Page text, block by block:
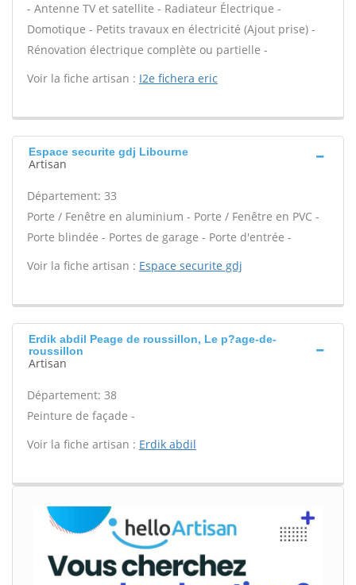
- Antenne TV et satellite - Radiateur Électrique -
Domotique - Petits travaux en électricité (Ajout prise) -
Rénovation électrique complète ou partielle -
Voir la fiche artisan : I2e fichera eric
Espace securite gdj Libourne
Artisan
Département: 33
Porte / Fenêtre en aluminium - Porte / Fenêtre en PVC -
Porte blindée - Portes de garage - Porte d'entrée -
Voir la fiche artisan : Espace securite gdj
Erdik abdil Peage de roussillon, Le p?age-de-
roussillon
Artisan
Département: 38
Peinture de façade -
Voir la fiche artisan : Erdik abdil